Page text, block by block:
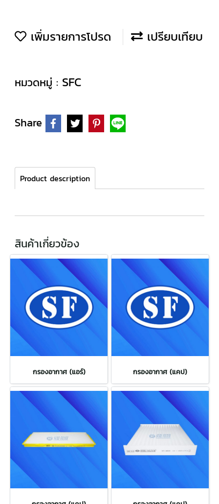
เพิ่มรายการโปรด เปรียบเทียบ
หมวดหมู่ : SFC
Share
Product description
สินค้าเกี่ยวข้อง
กรองอากาศ (แอร์) กรองอากาศ (แคป)